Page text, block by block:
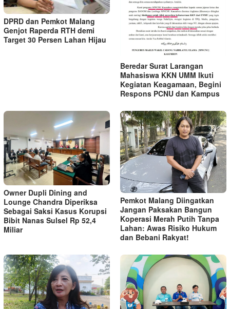
DPRD dan Pemkot Malang
Genjot Raperda RTH demi
Target 30 Persen Lahan Hijau
Beredar Surat Larangan
Mahasiswa KKN UMM Ikuti
Kegiatan Keagamaan, Begini
Respons PCNU dan Kampus
Owner Dupli Dining and
Lounge Chandra Diperiksa
Sebagai Saksi Kasus Korupsi
Bibit Nanas Sulsel Rp 52,4
Miliar
Pemkot Malang Diingatkan
Jangan Paksakan Bangun
Koperasi Merah Putih Tanpa
Lahan: Awas Risiko Hukum
dan Bebani Rakyat!